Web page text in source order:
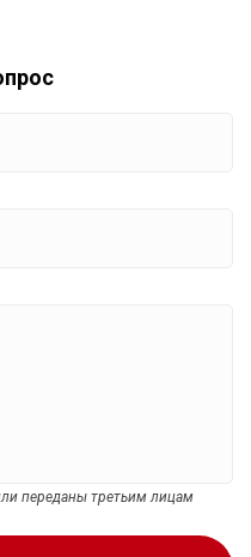
переданы третьим лицам